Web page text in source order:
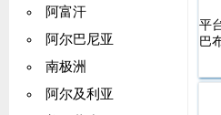
阿富汗
阿尔巴尼亚
南极洲
阿尔及利亚
平
巴